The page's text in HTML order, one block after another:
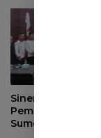
Sinergi dengan
Pemerintah Desa,
Sumedang Fokus